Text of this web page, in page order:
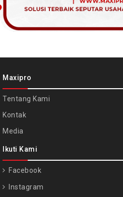
Maxipro
Tentang Kami
Kontak
Media
Ikuti Kami
Facebook
Instagram